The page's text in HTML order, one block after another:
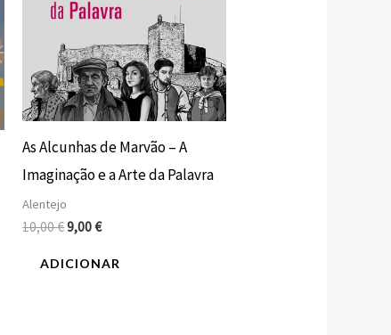
As Alcunhas de Marvão – A
Imaginação e a Arte da Palavra
Alentejo
10,00€9,00€
ADICIONAR